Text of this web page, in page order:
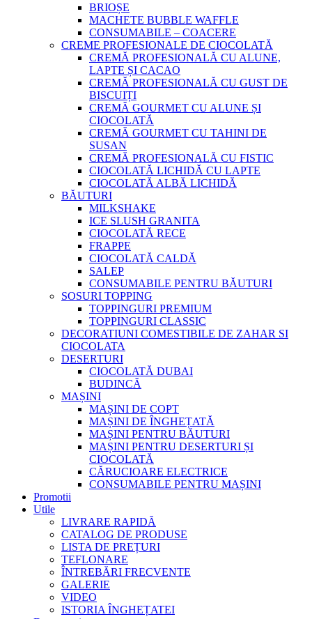
BRIOȘE
MACHETE BUBBLE WAFFLE
CONSUMABILE – COACERE
CREME PROFESIONALE DE CIOCOLATĂ
CREMĂ PROFESIONALĂ CU ALUNE,
LAPTE ȘI CACAO
CREMĂ PROFESIONALĂ CU GUST DE
BISCUIȚI
CREMĂ GOURMET CU ALUNE ȘI
CIOCOLATĂ
CREMĂ GOURMET CU TAHINI DE
SUSAN
CREMĂ PROFESIONALĂ CU FISTIC
CIOCOLATĂ LICHIDĂ CU LAPTE
CIOCOLATĂ ALBĂ LICHIDĂ
BĂUTURI
MILKSHAKE
ICE SLUSH GRANITA
CIOCOLATĂ RECE
FRAPPE
CIOCOLATĂ CALDĂ
SALEP
CONSUMABILE PENTRU BĂUTURI
SOSURI TOPPING
TOPPINGURI PREMIUM
TOPPINGURI CLASSIC
DECORATIUNI COMESTIBILE DE ZAHAR SI
CIOCOLATA
DESERTURI
CIOCOLATĂ DUBAI
BUDINCĂ
MAȘINI
MAȘINI DE COPT
MAȘINI DE ÎNGHEȚATĂ
MAȘINI PENTRU BĂUTURI
MAȘINI PENTRU DESERTURI ȘI
CIOCOLATĂ
CĂRUCIOARE ELECTRICE
CONSUMABILE PENTRU MAȘINI
Promotii
Utile
LIVRARE RAPIDĂ
CATALOG DE PRODUSE
LISTA DE PREȚURI
TEFLONARE
ÎNTREBĂRI FRECVENTE
GALERIE
VIDEO
ISTORIA ÎNGHEȚATEI